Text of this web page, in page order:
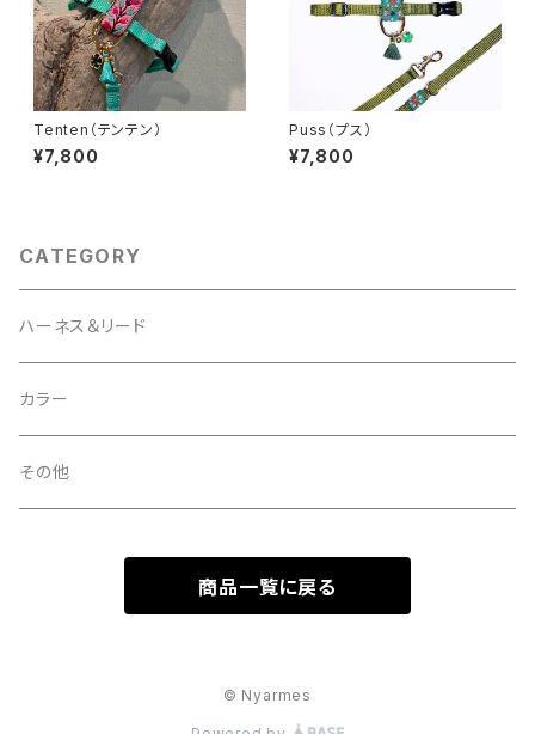
Tenten（テンテン）
¥7,800
Puss（プス）
¥7,800
CATEGORY
ハーネス＆リード
カラー
その他
商品一覧に戻る
© Nyarmes